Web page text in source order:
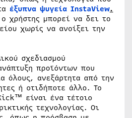
έξυπνα ψυγεία InstaView.
χρήστης μπορεί να δει το
χωρίς να ανοίξει την
σχεδιασμού
προϊόντων που
όλους, ανεξάρτητα από την
ή οτιδήποτε άλλο. Το
είναι ένα τέτοιο
τεχνολογίας. Οι